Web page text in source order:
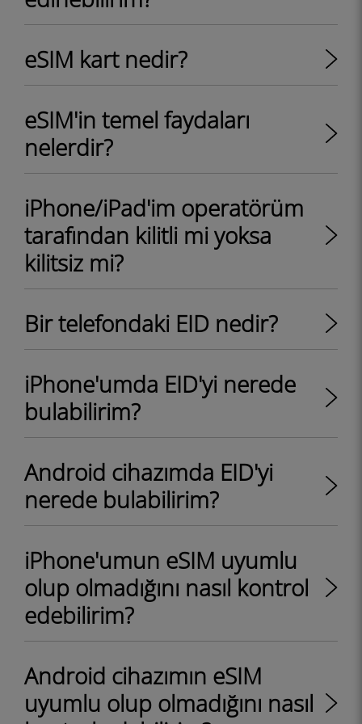
eSIM kart nedir?
eSIM'in temel faydaları
nelerdir?
iPhone/iPad'im operatörüm
tarafından kilitli mi yoksa
kilitsiz mi?
Bir telefondaki EID nedir?
iPhone'umda EID'yi nerede
bulabilirim?
Android cihazımda EID'yi
nerede bulabilirim?
iPhone'umun eSIM uyumlu
olup olmadığını nasıl kontrol
edebilirim?
Android cihazımın eSIM
uyumlu olup olmadığını nasıl